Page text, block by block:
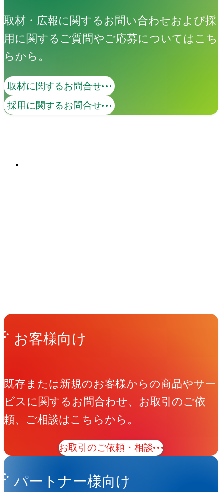
取材・広報に関するお問い合わせおよび採
用に関するご質問やご応募についてはこち
らから。
取材に関するお問合せ
採用に関するお問合せ
Great RIVER
創造性の高い人材が、組織の内側へ。事
業・ブランド・組織・人—あらゆる活動
Get in Touchお問い合わせ
お客様向け
既存または新規のお客様からの商品やサー
ビスに関するお問合わせ、お取引のご依
頼、ご相談はこちらから。
お取引のご依頼・相談
パートナー様向け